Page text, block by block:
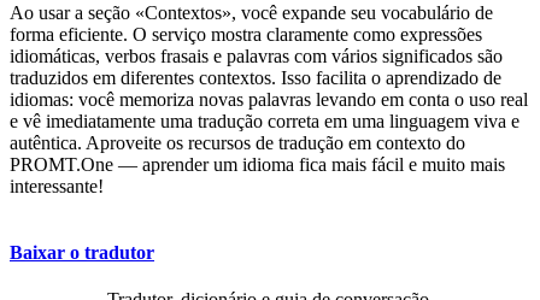
Ao usar a seção «Contextos», você expande seu vocabulário de
forma eficiente. O serviço mostra claramente como expressões
idiomáticas, verbos frasais e palavras com vários significados são
traduzidos em diferentes contextos. Isso facilita o aprendizado de
idiomas: você memoriza novas palavras levando em conta o uso real
e vê imediatamente uma tradução correta em uma linguagem viva e
autêntica. Aproveite os recursos de tradução em contexto do
PROMT.One — aprender um idioma fica mais fácil e muito mais
interessante!
Baixar o tradutor